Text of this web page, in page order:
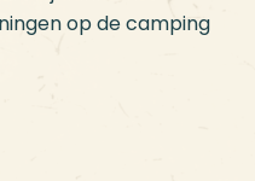
op de camping